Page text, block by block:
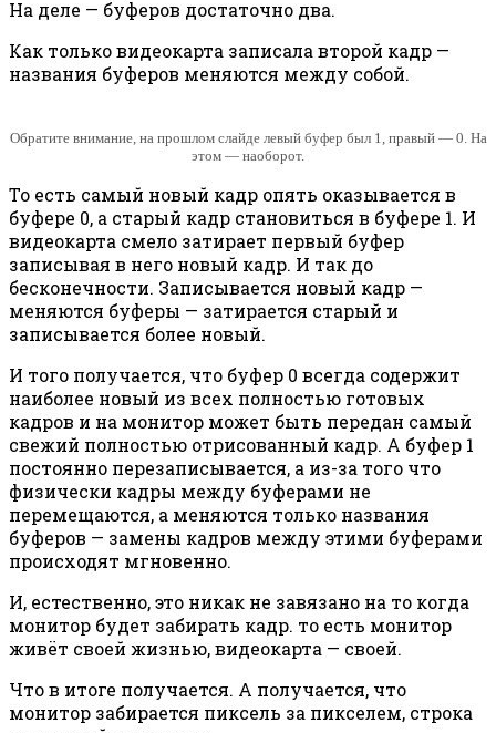
На деле — буферов достаточно два.
Как только видеокарта записала второй кадр —
названия буферов меняются между собой.
Обратите внимание, на прошлом слайде левый буфер был 1, правый — 0. На
этом — наоборот.
То есть самый новый кадр опять оказывается в
буфере 0, а старый кадр становиться в буфере 1. И
видеокарта смело затирает первый буфер
записывая в него новый кадр. И так до
бесконечности. Записывается новый кадр —
меняются буферы — затирается старый и
записывается более новый.
И того получается, что буфер 0 всегда содержит
наиболее новый из всех полностью готовых
кадров и на монитор может быть передан самый
свежий полностью отрисованный кадр. А буфер 1
постоянно перезаписывается, а из-за того что
физически кадры между буферами не
перемещаются, а меняются только названия
буферов — замены кадров между этими буферами
происходят мгновенно.
И, естественно, это никак не завязано на то когда
монитор будет забирать кадр. то есть монитор
живёт своей жизнью, видеокарта — своей.
Что в итоге получается. А получается, что
монитор забирается пиксель за пикселем, строка